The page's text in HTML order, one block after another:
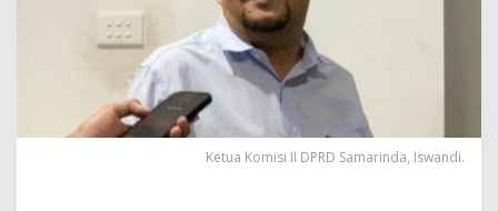
Ketua Komisi II DPRD Samarinda, Iswandi.